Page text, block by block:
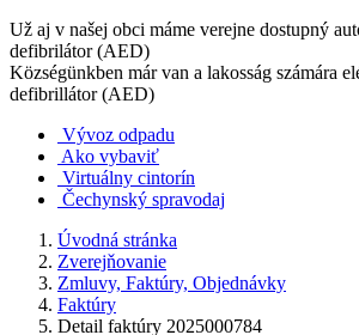
Už aj v našej obci máme verejne dostupný
defibrilátor (AED)
Községünkben már van a lakosság számára
defibrillátor (AED)
Vývoz odpadu
Ako vybaviť
Virtuálny cintorín
Čechynský spravodaj
Úvodná stránka
Zverejňovanie
Zmluvy, Faktúry, Objednávky
Faktúry
Detail faktúry 2025000784